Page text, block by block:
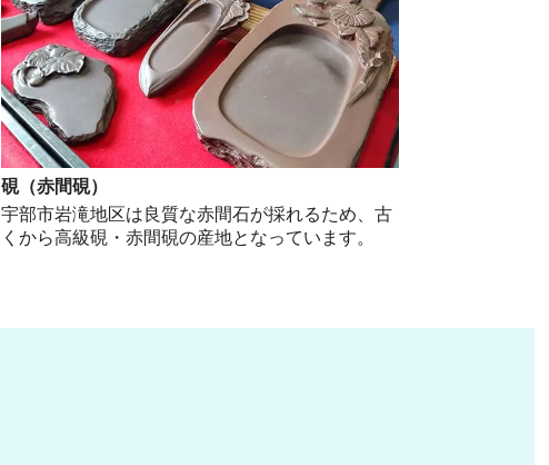
硯（赤間硯）
宇部市岩滝地区は良質な赤間石が採れるため、古
くから高級硯・赤間硯の産地となっています。